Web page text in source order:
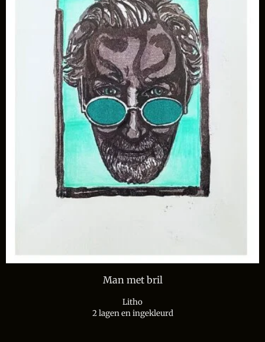
Man met bril
Litho
2 lagen en ingekleurd